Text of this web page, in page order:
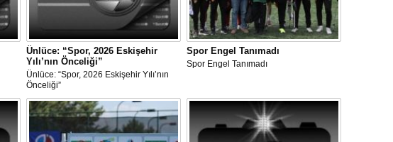
Ünlüce: “Spor, 2026 Eskişehir
Yılı’nın Önceliği”
Ünlüce: “Spor, 2026 Eskişehir Yılı’nın
Önceliği”
Spor Engel Tanımadı
Spor Engel Tanımadı